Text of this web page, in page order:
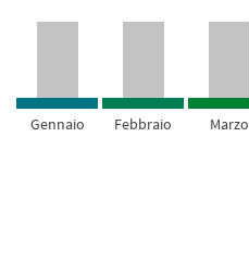
Gennaio Febbraio Marzo